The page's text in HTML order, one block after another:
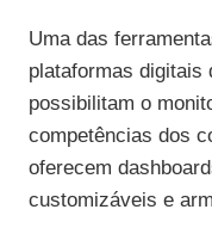
Uma das
plataformas digitais
possibilitam o
competências dos
oferecem
customizáveis e